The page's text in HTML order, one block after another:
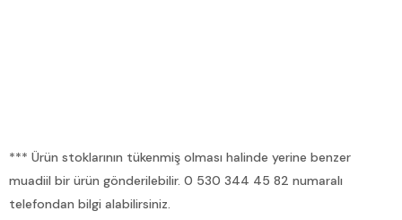
*** Ürün stoklarının tükenmiş olması halinde yerine benzer
muadiil bir ürün gönderilebilir. 0 530 344 45 82 numaralı
telefondan bilgi alabilirsiniz.